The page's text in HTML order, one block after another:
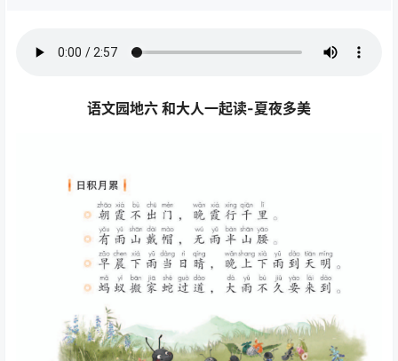
语文园地六 和大人一起读-夏夜多美